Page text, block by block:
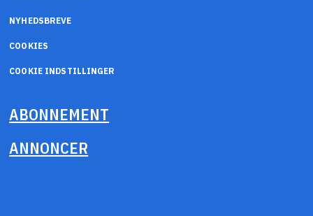
NYHEDSBREVE
COOKIES
COOKIE INDSTILLINGER
ABONNEMENT
ANNONCER